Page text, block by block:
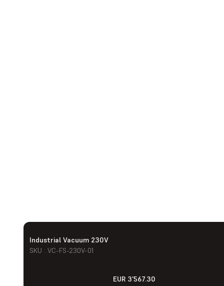
Industrial Vacuum 230V
SKU : VC-FS-230V-01
EUR 3'567.30